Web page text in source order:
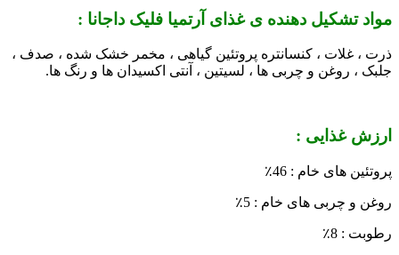
مواد تشکیل دهنده ی غذای آرتمیا فلیک داجانا :
ذرت ، غلات ، کنسانتره پروتئین گیاهی ، مخمر خشک شده ، صدف ،
جلبک ، روغن و چربی ها ، لسیتین ، آنتی اکسیدان ها و رنگ ها.
ارزش غذایی :
پروتئین های خام : 46٪
روغن و چربی های خام : 5٪
رطوبت : 8٪